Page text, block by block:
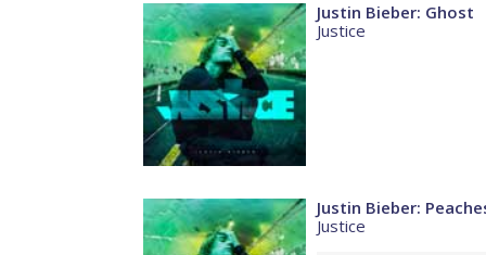
Justin Bieber: Ghost
Justice
Justin Bieber:
Justice